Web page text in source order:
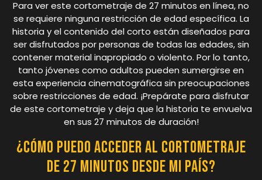
Para ver este cortometraje de 27 minutos en línea, no
se requiere ninguna restricción de edad específica. La
historia y el contenido del corto están diseñados para
ser disfrutados por personas de todas las edades, sin
contener material inapropiado o violento. Por lo tanto,
tanto jóvenes como adultos pueden sumergirse en
esta experiencia cinematográfica sin preocupaciones
sobre restricciones de edad. ¡Prepárate para disfrutar
de este cortometraje y deja que la historia te envuelva
en sus 27 minutos de duración!
¿Cómo puedo acceder al cortometraje
de 27 minutos desde mi país?